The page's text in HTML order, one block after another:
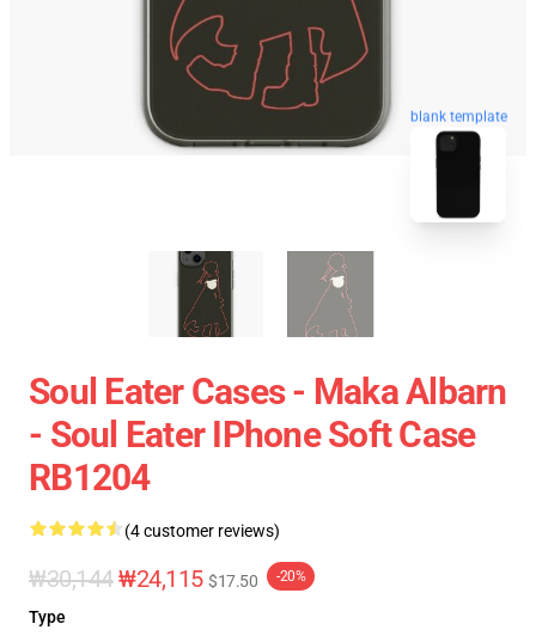
blank template
Soul Eater Cases - Maka Albarn
- Soul Eater IPhone Soft Case
RB1204
(4 customer reviews)
₩30,144₩24,115 $17.50 -20%
Type